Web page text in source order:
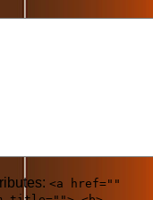
<a href=""